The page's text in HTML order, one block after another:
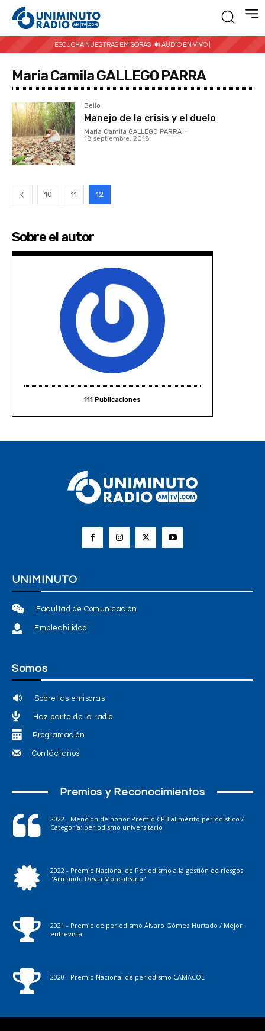
ESCUCHA NUESTRAS EMISORAS: 🔊 AUDIO EN VIVO |
Maria Camila GALLEGO PARRA
Bello
Manejo de la crisis y el duelo
Maria Camila GALLEGO PARRA -
18 septiembre, 2018
10 11 12
Sobre el autor
111 Publicaciones
UNIMINUTO
Facultad de Comunicación
Empleabilidad
Somos
Sobre las emisoras
Haz parte de la radio
Programación
Contáctanos
Premios y Reconocimientos
2022 - Mención de honor Premio CPB al mérito periodístico /
Categoría: periodismo universitario
2022 - Premio Nacional de Periodismo a la gestión de riesgos
"Armando Devia Moncaleano"
2021 - Premio de periodismo Álvaro Gómez Hurtado / Mejor
entrevista
2020 - Premio Nacional de periodismo CAMACOL